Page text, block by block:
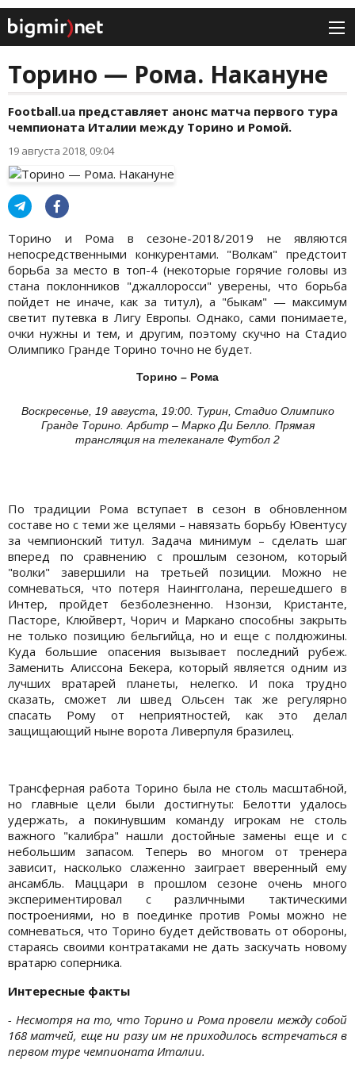
Торино — Рома. Накануне
Football.ua представляет анонс матча первого тура
чемпионата Италии между Торино и Ромой.
19 августа 2018, 09:04
Торино и Рома в сезоне-2018/2019 не являются
непосредственными конкурентами. "Волкам" предстоит
борьба за место в топ-4 (некоторые горячие головы из
стана поклонников "джаллоросси" уверены, что борьба
пойдет не иначе, как за титул), а "быкам" — максимум
светит путевка в Лигу Европы. Однако, сами понимаете,
очки нужны и тем, и другим, поэтому скучно на Стадио
Олимпико Гранде Торино точно не будет.
Торино – Рома
Воскресенье, 19 августа, 19:00. Турин, Стадио Олимпико
Гранде Торино. Арбитр – Марко Ди Белло. Прямая
трансляция на телеканале Футбол 2
По традиции Рома вступает в сезон в обновленном
составе но с теми же целями – навязать борьбу Ювентусу
за чемпионский титул. Задача минимум – сделать шаг
вперед по сравнению с прошлым сезоном, который
"волки" завершили на третьей позиции. Можно не
сомневаться, что потеря Наингголана, перешедшего в
Интер, пройдет безболезненно. Нзонзи, Кристанте,
Пасторе, Клюйверт, Чорич и Маркано способны закрыть
не только позицию бельгийца, но и еще с полдюжины.
Куда большие опасения вызывает последний рубеж.
Заменить Алиссона Бекера, который является одним из
лучших вратарей планеты, нелегко. И пока трудно
сказать, сможет ли швед Ольсен так же регулярно
спасать Рому от неприятностей, как это делал
защищающий ныне ворота Ливерпуля бразилец.
Трансферная работа Торино была не столь масштабной,
но главные цели были достигнуты: Белотти удалось
удержать, а покинувшим команду игрокам не столь
важного "калибра" нашли достойные замены еще и с
небольшим запасом. Теперь во многом от тренера
зависит, насколько слаженно заиграет вверенный ему
ансамбль. Маццари в прошлом сезоне очень много
экспериментировал с различными тактическими
построениями, но в поединке против Ромы можно не
сомневаться, что Торино будет действовать от обороны,
стараясь своими контратаками не дать заскучать новому
вратарю соперника.
Интересные факты
- Несмотря на то, что Торино и Рома провели между собой
168 матчей, еще ни разу им не приходилось встречаться в
первом туре чемпионата Италии.